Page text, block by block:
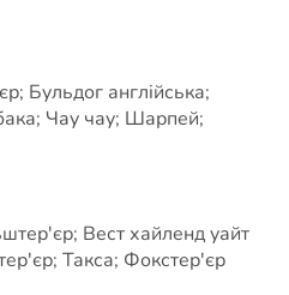
Бульдог англійська;
Чау чау; Шарпей;
Вест хайленд уайт
Такса; Фокстер'єр